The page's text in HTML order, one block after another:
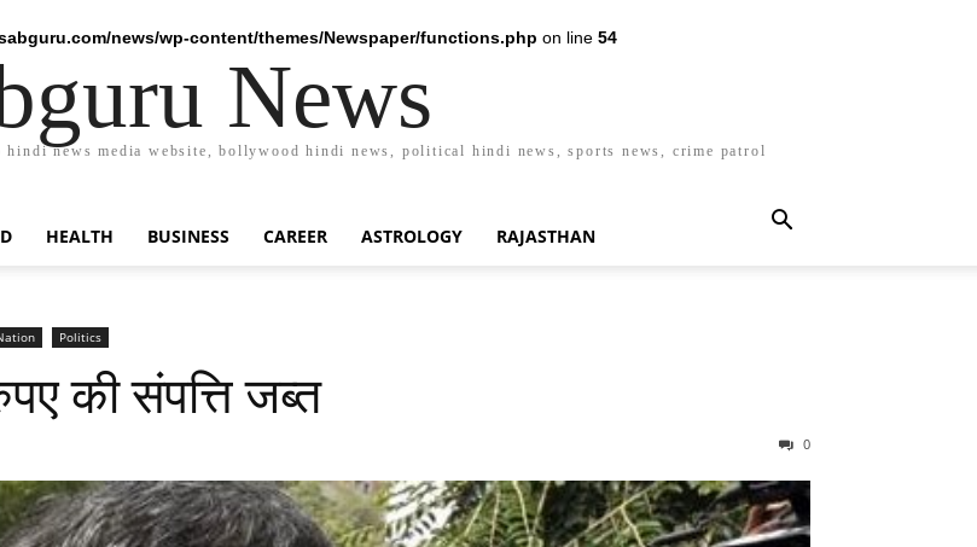
news/wp-content/themes/Newspaper/functions.php on line 54
News
news media website, bollywood hindi news, political hindi news, sports news, crime patrol
HEALTH BUSINESS CAREER ASTROLOGY RAJASTHAN
Politics
की संपत्ति जब्त
0